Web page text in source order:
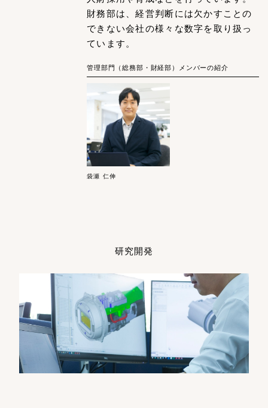
財務部は、経営判断には欠かすことの
できない会社の様々な数字を取り扱っ
ています。
管理部門（総務部・財経部）メンバーの紹介
袋瀬 仁伸
研究開発